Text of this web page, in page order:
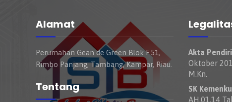
Alamat
Perumahan Gean de Green Blok F.51,
Rimbo Panjang, Tambang, Kampar, Riau.
Tentang
Akta
Oktober
M.Kn.
SK
AH.01.14